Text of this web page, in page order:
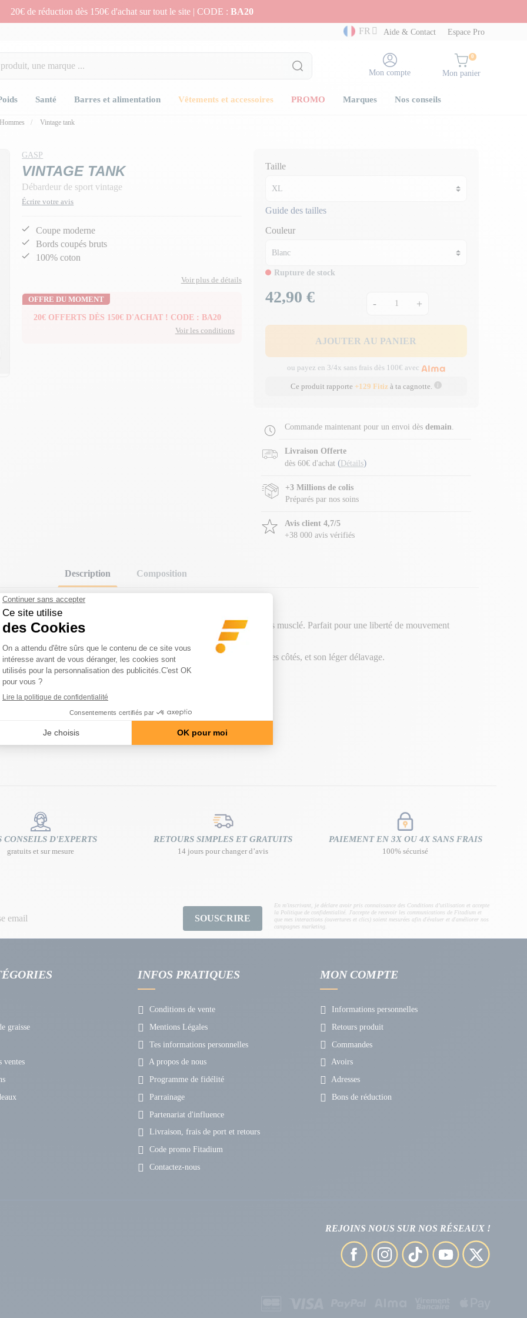
20€ de réduction dès 150€ d'achat sur tout le site | CODE : BA20
FR
Aide & Contact Espace Pro
Mon compte
0
Mon panier
Santé Barres et alimentation Vêtements et accessoires PROMO Marques Nos conseils
Vintage tank
GASP
VINTAGE TANK
Débardeur de sport vintage
Écrire votre avis
Coupe moderne
Bords coupés bruts
100% coton
Voir plus de détails
OFFRE DU MOMENT
20€ OFFERTS DÈS 150€ D'ACHAT ! CODE : BA20
Voir les conditions
Taille
Guide des tailles
Couleur
Rupture de stock
Prix
42,90 € - +
AJOUTER AU PANIER
ou payez en 3/4x sans frais dès 100€ avec
Ce produit rapporte +129 Fitizà ta cagnotte.
Commande maintenant pour un envoi dès demain.
Livraison Offerte
dès 60€ d'achat ( Détails)
+3 Millions de colis
Préparés par nos soins
Avis client 4,7/5
+38 000 avis vérifiés
Description Composition
aux Etats-Unis sur les vêtements de bodybuilding !
musclés qui souhaitent être à l'aise tout en mettant en valeur son corps musclé. Parfait pour une liberté de mouvement
ambiance vintage, sa coupe, ses bords coupés bruts, ses coutures sur les côtés, et son léger délavage.
de l'environnement.
sur le côté droit et la griffe se situe au dos au niveau de la nuque.
CONSEILS D'EXPERTS
gratuits et sur mesure
RETOURS SIMPLES ET GRATUITS
14 jours pour changer d’avis
PAIEMENT EN 3X OU 4X SANS FRAIS
100% sécurisé
SOUSCRIRE
En m'inscrivant, je déclare avoir pris connaissance des Conditions d’utilisation et accepte
la Politique de confidentialité. J'accepte de recevoir les communications de Fitadium et
que mes interactions (ouvertures et clics) soient mesurées afin d'évaluer et d'améliorer nos
campagnes marketing.
graisse
ventes
INFOS PRATIQUES
Conditions de vente
Mentions Légales
Tes informations personnelles
A propos de nous
Programme de fidélité
Parrainage
Partenariat d'influence
Livraison, frais de port et retours
Code promo Fitadium
Contactez-nous
MON COMPTE
Informations personnelles
Retours produit
Commandes
Avoirs
Adresses
Bons de réduction
REJOINS NOUS SUR NOS RÉSEAUX !